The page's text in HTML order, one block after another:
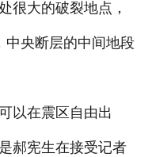
很大的破裂地点，
中央断层的中间地段
在震区自由出
郝宪生在接受记者